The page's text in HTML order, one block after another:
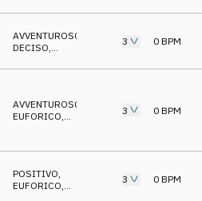
AVVENTUROSO
DECISO
3 0 BPM
AVVENTUROSO
EUFORICO,
3 0 BPM
POSITIVO
EUFORICO
3 0 BPM